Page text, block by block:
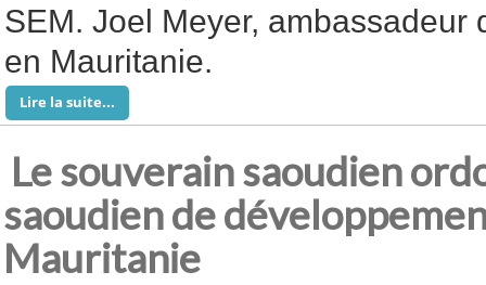
SEM. Joel Meyer, ambassadeur
en Mauritanie.
Lire la suite...
Le souverain saoudien
saoudien de
Mauritanie